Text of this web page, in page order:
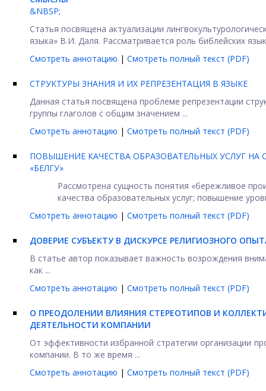
&NBSP;
Статья посвящена актуализации
языка» В.И. Даля. Рассматривается роль библейских
Смотреть аннотацию | Смотреть полный текст (PDF)
СТРУКТУРЫ ЗНАНИЯ И ИХ РЕПРЕЗЕНТАЦИЯ В ЯЗЫКЕ
Данная статья посвящена проблеме репрезентации
группы глаголов с общим значением ...
Смотреть аннотацию | Смотреть полный текст (PDF)
ПОВЫШЕНИЕ КАЧЕСТВА ОБРАЗОВАТЕЛЬНЫХ УСЛУГ
«БЕЛГУ»
Рассмотрена сущность понятия «бережливое
качества образовательных услуг; повышение
Смотреть аннотацию | Смотреть полный текст (PDF)
ДОВЕРИЕ СУБЪЕКТУ В ДИСКУРСЕ РЕЛИГИОЗНОГО
В статье автор показывает важность возрождения
как ...
Смотреть аннотацию | Смотреть полный текст (PDF)
О ПРЕОДОЛЕНИИ ВЛИЯНИЯ СТЕРЕОТИПОВ И
ДЕЯТЕЛЬНОСТИ КОМПАНИИ
От эффективности избранной стратегии организации
компании. В то же время ...
Смотреть аннотацию | Смотреть полный текст (PDF)